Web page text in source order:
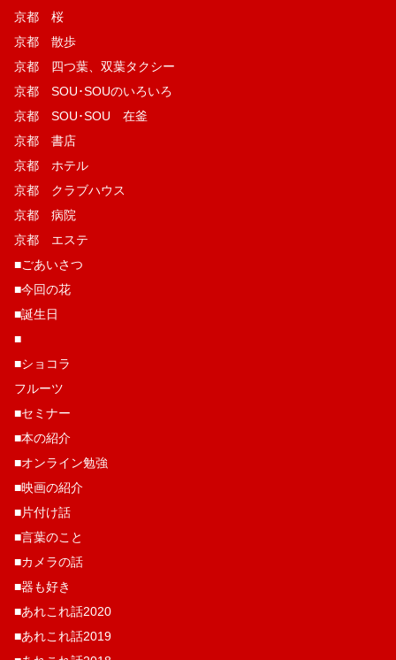
京都 桜
京都 散歩
京都 四つ葉、双葉タクシー
京都 SOU･SOUのいろいろ
京都 SOU･SOU 在釜
京都 書店
京都 ホテル
京都 クラブハウス
京都 病院
京都 エステ
■ごあいさつ
■今回の花
■誕生日
■
■ショコラ
フルーツ
■セミナー
■本の紹介
■オンライン勉強
■映画の紹介
■片付け話
■言葉のこと
■カメラの話
■器も好き
■あれこれ話2020
■あれこれ話2019